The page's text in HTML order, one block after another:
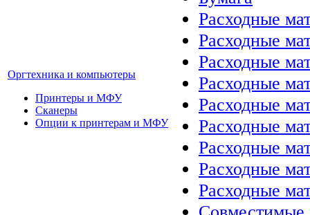
Оргтехника и компьютеры
Принтеры и МФУ
Сканеры
Опции к принтерам и МФУ
Расходные
Расходные
Расходные
Расходные
Расходные
Расходные
Расходные
Расходные
Расходные